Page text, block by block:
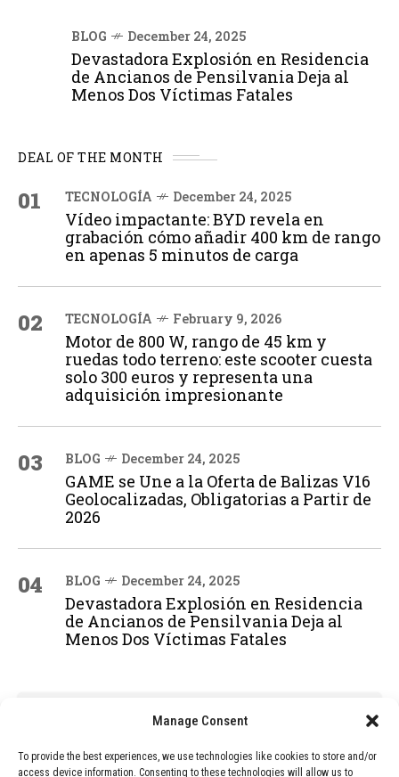
Manage Consent
To provide the best experiences, we use technologies like cookies to store and/or
access device information. Consenting to these technologies will allow us to
BLOG December 24, 2025
Devastadora Explosión en Residencia
de Ancianos de Pensilvania Deja al
Menos Dos Víctimas Fatales
DEAL OF THE MONTH
01 TECNOLOGÍA December 24, 2025
Vídeo impactante: BYD revela en
grabación cómo añadir 400 km de rango
en apenas 5 minutos de carga
02 TECNOLOGÍA February 9, 2026
Motor de 800 W, rango de 45 km y
ruedas todo terreno: este scooter cuesta
solo 300 euros y representa una
adquisición impresionante
03 BLOG December 24, 2025
GAME se Une a la Oferta de Balizas V16
Geolocalizadas, Obligatorias a Partir de
2026
04 BLOG December 24, 2025
Devastadora Explosión en Residencia
de Ancianos de Pensilvania Deja al
Menos Dos Víctimas Fatales